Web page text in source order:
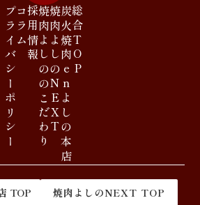
総合TOP
炭火焼肉enよしの本店
焼肉よしのNEXT
焼肉よしののこだわり
採用情報
コラム
プライバシーポリシー
TOP 焼肉よしのNEXT TOP